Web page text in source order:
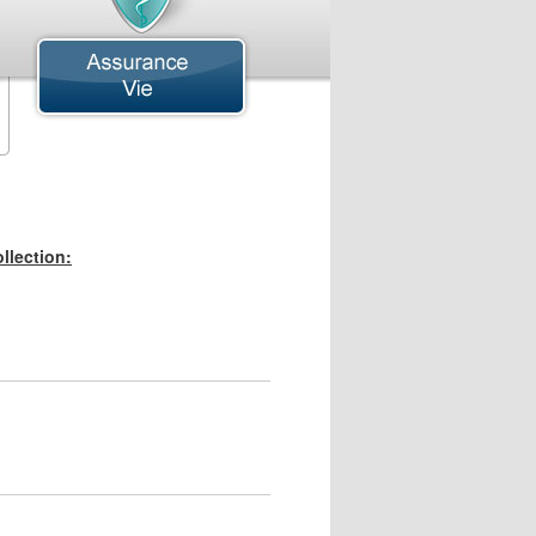
Aviation
Assurance Avions Commerciales
Hydravion
Auberges
Cargaison
Construction